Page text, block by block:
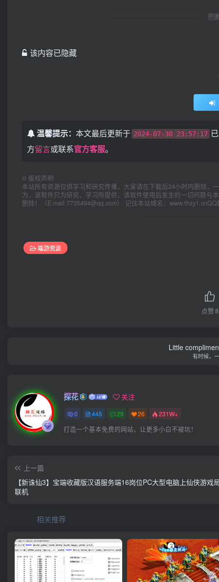
抱
该内容已隐藏
温馨提示： 本文最后更新于 2024-07-30 23:57:17
方留言或联系官方客服。
© 版权声明
本站所有资源仅供学习和研究传播，大家请在下载后24小时内删除
为，该软件只为研究、学习所提供，该软件使用后发生的一切问题
删除！（E-mail:7735494@qq.com） 记住本站域名：
端游资源
点赞8
Little
有时候，
探花 关注
0 445 29 26 231W+
打造一个基本免费的网站，让更多小白不被坑！
上一篇
【新诛仙3】宝端收藏版汉语服务端16岗位PC大型电脑上仙侠游戏
联机
相关推荐